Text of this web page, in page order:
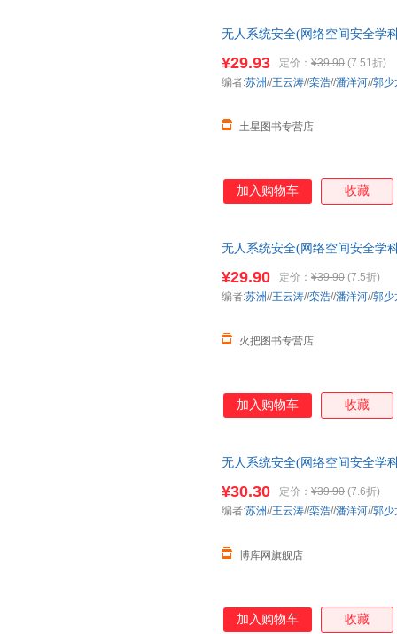
无人系统安全(网络空间安全学
¥29.93 定价： ¥39.90 (7.51折)
土星图书专营店
编者:苏洲//王云涛//栾浩//潘洋河//郭少
加入购物车 收藏
无人系统安全(网络空间安全学
¥29.90 定价： ¥39.90 (7.5折)
火把图书专营店
编者:苏洲//王云涛//栾浩//潘洋河//郭少
加入购物车 收藏
无人系统安全(网络空间安全学
¥30.30 定价： ¥39.90 (7.6折)
博库网旗舰店
编者:苏洲//王云涛//栾浩//潘洋河//郭少
加入购物车 收藏